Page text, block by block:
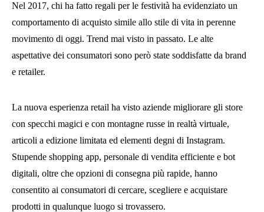
Nel 2017, chi ha fatto regali per le festività ha evidenziato un
comportamento di acquisto simile allo stile di vita in perenne
movimento di oggi. Trend mai visto in passato. Le alte
aspettative dei consumatori sono però state soddisfatte da brand
e retailer.
La nuova esperienza retail ha visto aziende migliorare gli store
con specchi magici e con montagne russe in realtà virtuale,
articoli a edizione limitata ed elementi degni di Instagram.
Stupende shopping app, personale di vendita efficiente e bot
digitali, oltre che opzioni di consegna più rapide, hanno
consentito ai consumatori di cercare, scegliere e acquistare
prodotti in qualunque luogo si trovassero.